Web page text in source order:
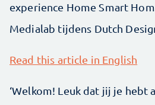
experience Home Smart
Medialab tijdens Dutch
Read this article in English
‘Welkom! Leuk dat jij je hebt